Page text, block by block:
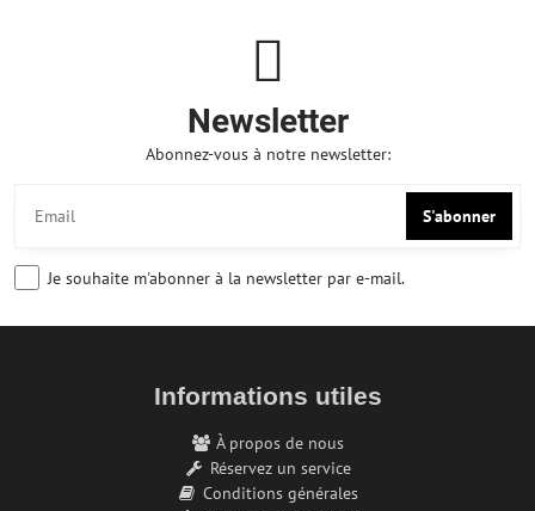
Newsletter
Abonnez-vous à notre newsletter:
S'abonner
Je souhaite m'abonner à la newsletter par e-mail.
Informations utiles
À propos de nous
Réservez un service
Conditions générales